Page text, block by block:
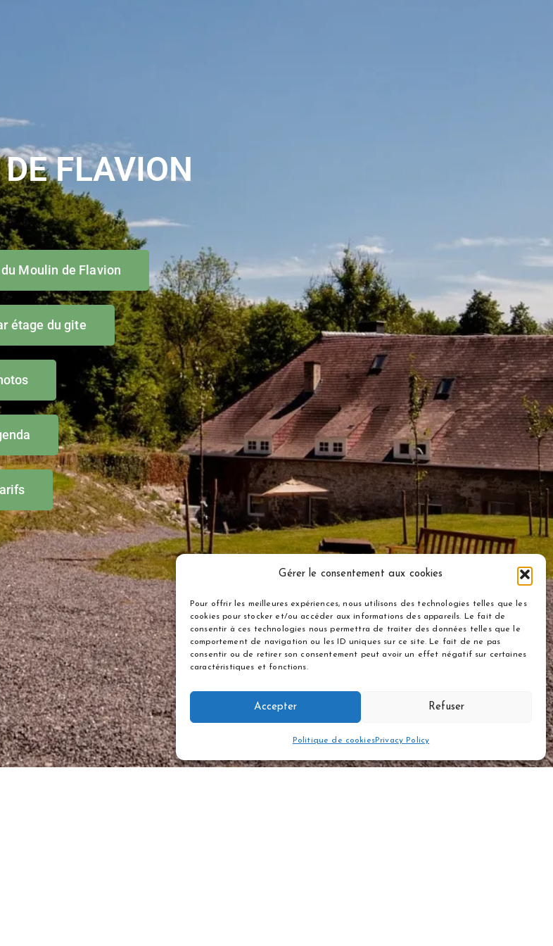
Gérer le consentement aux cookies
Pour offrir les meilleures expériences, nous utilisons des technologies telles que les
cookies pour stocker et/ou accéder aux informations des appareils. Le fait de
consentir à ces technologies nous permettra de traiter des données telles que le
comportement de navigation ou les ID uniques sur ce site. Le fait de ne pas
consentir ou de retirer son consentement peut avoir un effet négatif sur certaines
caractéristiques et fonctions.
Accepter Refuser
Politique de cookiesPrivacy Policy
FLAVION
Moulin de Flavion
étage du gite